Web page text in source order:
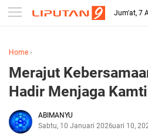
Jum'at, 7
Home ›
Merajut
Hadir Menjaga
ABIMANYU
Sabtu, 10 Januari 2026Januari 10,